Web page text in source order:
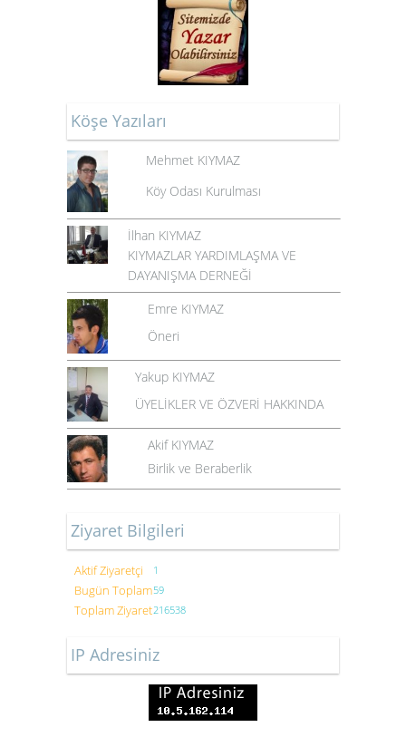
Köşe Yazıları
Mehmet KIYMAZ
Köy Odası Kurulması
İlhan KIYMAZ
KIYMAZLAR YARDIMLAŞMA VE
DAYANIŞMA DERNEĞİ
Emre KIYMAZ
Öneri
Yakup KIYMAZ
ÜYELİKLER VE ÖZVERİ HAKKINDA
Akif KIYMAZ
Birlik ve Beraberlik
Ziyaret Bilgileri
Aktif Ziyaretçi 1
Bugün Toplam59
Toplam Ziyaret216538
IP Adresiniz